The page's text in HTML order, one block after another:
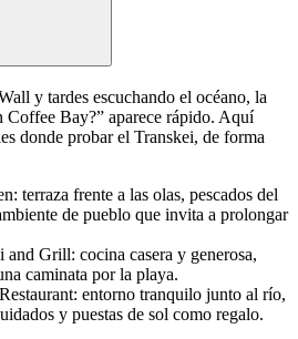
y tardes escuchando el océano, la
Coffee Bay?” aparece rápido. Aquí
donde probar el Transkei, de forma
terraza frente a las olas, pescados del
de pueblo que invita a prolongar
and Grill: cocina casera y generosa,
caminata por la playa.
entorno tranquilo junto al río,
y puestas de sol como regalo.